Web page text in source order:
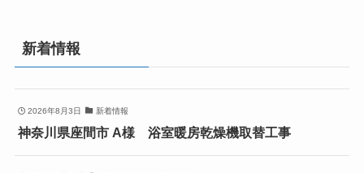
新着情報
2026年8月3日 新着情報
神奈川県座間市 A様 浴室暖房乾燥機取替工事